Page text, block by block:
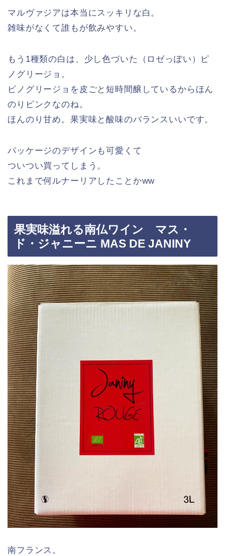
マルヴァジアは本当にスッキリな白。
雑味がなくて誰もが飲みやすい。
もう1種類の白は、少し色づいた（ロゼっぽい）ピ
ノグリージョ。
ピノグリージョを皮ごと短時間醸しているからほん
のりピンクなのね。
ほんのり甘め。果実味と酸味のバランスいいです。
パッケージのデザインも可愛くて
ついつい買ってしまう。
これまで何ルナーリアしたことかww
果実味溢れる南仏ワイン マス・
ド・ジャニーニ MAS DE JANINY
南フランス。